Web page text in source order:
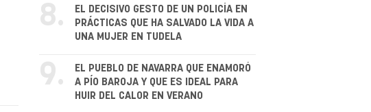
8.
EL DECISIVO GESTO DE UN POLICÍA EN
PRÁCTICAS QUE HA SALVADO LA VIDA A
UNA MUJER EN TUDELA
9.
EL PUEBLO DE NAVARRA QUE ENAMORÓ
A PÍO BAROJA Y QUE ES IDEAL PARA
HUIR DEL CALOR EN VERANO